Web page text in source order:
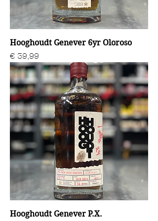
Hooghoudt Genever 6yr Oloroso
Prijs
€ 39,99
Hooghoudt Genever P.X.